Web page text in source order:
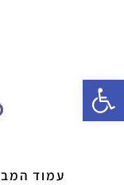
עמוד
פתח סרגל נגישות